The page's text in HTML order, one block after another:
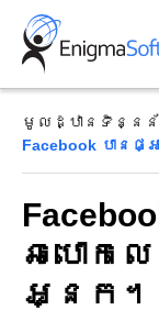
Skip
content
មូលដ្ឋានទិន្នន័
Facebook បា
ឆបោក​
អ្នក។